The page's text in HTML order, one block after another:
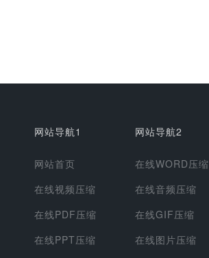
网站导航1
网站首页
在线视频压缩
在线PDF压缩
在线PPT压缩
网站导航2
在线WORD压缩
在线音频压缩
在线GIF压缩
在线图片压缩